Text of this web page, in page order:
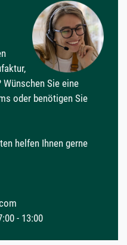
Sie eine
oder benötigen Sie
helfen Ihnen gerne
- 13:00